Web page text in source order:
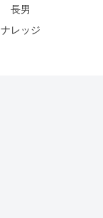
長男
ナレッジ